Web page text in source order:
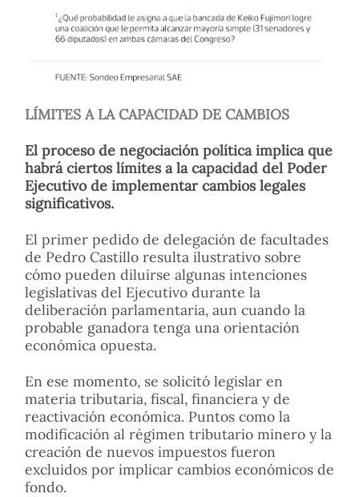
LÍMITES A LA CAPACIDAD DE CAMBIOS
El proceso de negociación política implica que
habrá ciertos límites a la capacidad del Poder
Ejecutivo de implementar cambios legales
significativos.
El primer pedido de delegación de facultades
de Pedro Castillo resulta ilustrativo sobre
cómo pueden diluirse algunas intenciones
legislativas del Ejecutivo durante la
deliberación parlamentaria, aun cuando la
probable ganadora tenga una orientación
económica opuesta.
En ese momento, se solicitó legislar en
materia tributaria, fiscal, financiera y de
reactivación económica. Puntos como la
modificación al régimen tributario minero y la
creación de nuevos impuestos fueron
excluidos por implicar cambios económicos de
fondo.